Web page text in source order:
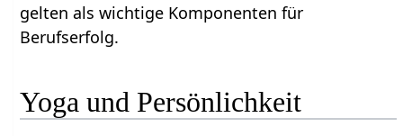
gelten als wichtige Komponenten für
Berufserfolg.
Yoga und Persönlichkeit